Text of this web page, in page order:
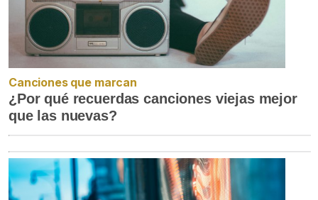
Canciones que marcan
¿Por qué recuerdas canciones viejas mejor
que las nuevas?